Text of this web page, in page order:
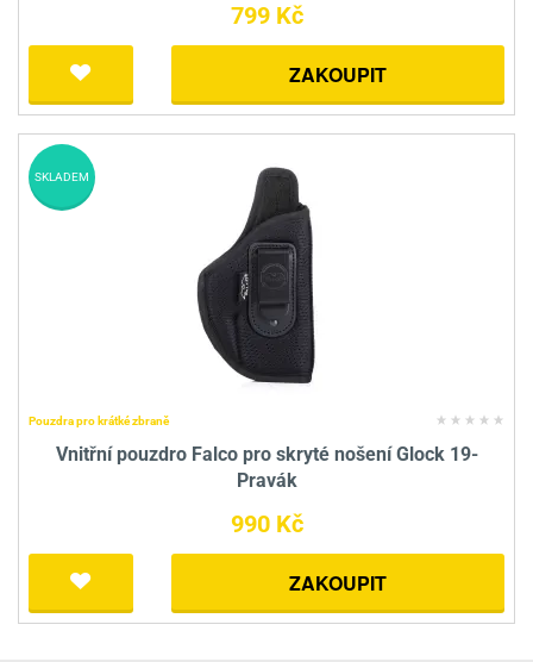
799 Kč
ZAKOUPIT
Pouzdra pro krátké zbraně
Vnitřní pouzdro Falco pro skryté nošení Glock 19-
Pravák
990 Kč
ZAKOUPIT
SKLADEM